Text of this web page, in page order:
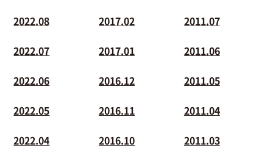
2022.08
2022.07
2022.06
2022.05
2022.04
2017.02
2017.01
2016.12
2016.11
2016.10
2011.07
2011.06
2011.05
2011.04
2011.03